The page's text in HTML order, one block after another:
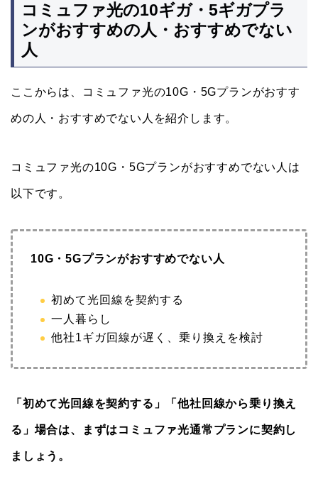
コミュファ光の10ギガ・5ギガプラ
ンがおすすめの人・おすすめでない
人
ここからは、コミュファ光の10G・5Gプランがおすす
めの人・おすすめでない人を紹介します。
コミュファ光の10G・5Gプランがおすすめでない人は
以下です。
10G・5Gプランがおすすめでない人
初めて光回線を契約する
一人暮らし
他社1ギガ回線が遅く、乗り換えを検討
「初めて光回線を契約する」「他社回線から乗り換え
る」場合は、まずはコミュファ光通常プランに契約し
ましょう。